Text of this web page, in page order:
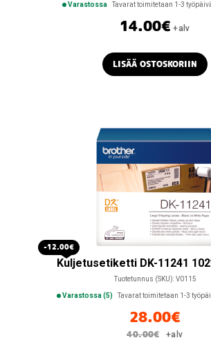
Varastossa Tavarat toimitetaan 1-3
14.00€ +alv
LISÄÄ OSTOSKORIIN
-12.00€
Kuljetusetiketti DK-11241
Tuotetunnus (SKU):V0115
Varastossa (5) Tavarat toimitetaan 1-3
28.00€
40.00€ +alv